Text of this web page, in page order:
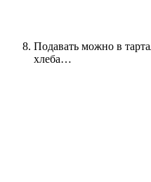
Подавать можно в
хлеба…